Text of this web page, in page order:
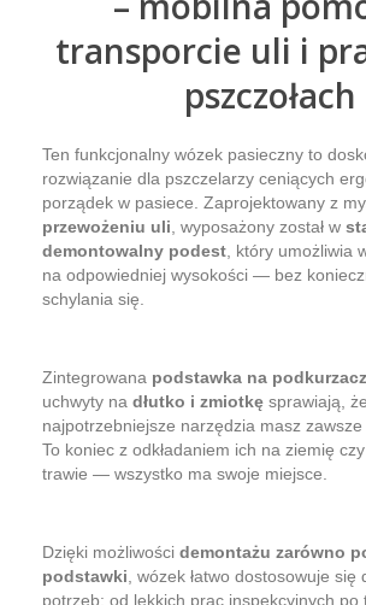
transporcie uli i
pszczołach
Ten funkcjonalny wózek pasieczny to
rozwiązanie dla pszczelarzy ceniących
porządek w pasiece. Zaprojektowany z
przewożeniu uli , wyposażony został w
demontowalny podest , który umożliwia
na odpowiedniej wysokości — bez
schylania się.
Zintegrowana podstawka na podkurzacz
uchwyty na dłutko i zmiotkę sprawiają, że
najpotrzebniejsze narzędzia masz zawsze
To koniec z odkładaniem ich na ziemię
trawie — wszystko ma swoje miejsce.
Dzięki możliwości demontażu zarówno
podstawki , wózek łatwo dostosowuje się
potrzeb: od lekkich prac inspekcyjnych po